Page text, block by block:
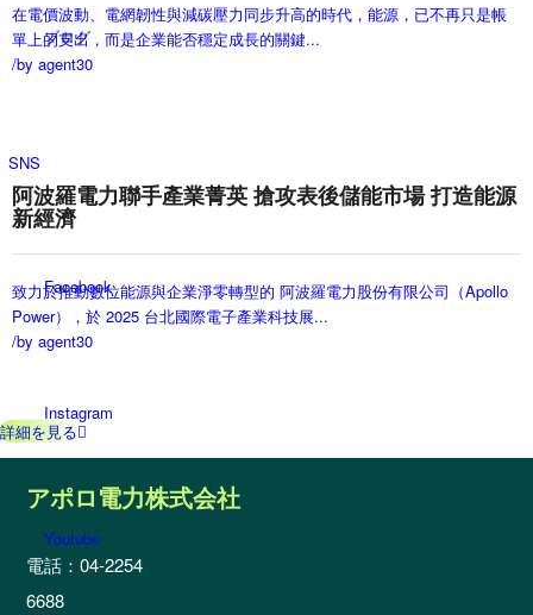
ブログ
SNS
Facebook
Instagram
Youtube
在電價波動、電網韌性與減碳壓力同步升高的時代，能源，已不再只是帳
單上的支出，而是企業能否穩定成長的關鍵...
/by agent30
阿波羅電力聯手產業菁英 搶攻表後儲能市場 打造能源
新經濟
致力於推動數位能源與企業淨零轉型的 阿波羅電力股份有限公司（Apollo
Power），於 2025 台北國際電子產業科技展...
/by agent30
詳細を見る
アポロ電力株式会社
電話：04-2254
6688